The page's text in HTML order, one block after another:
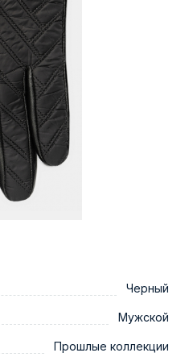
Черный
Мужской
Прошлые коллекции